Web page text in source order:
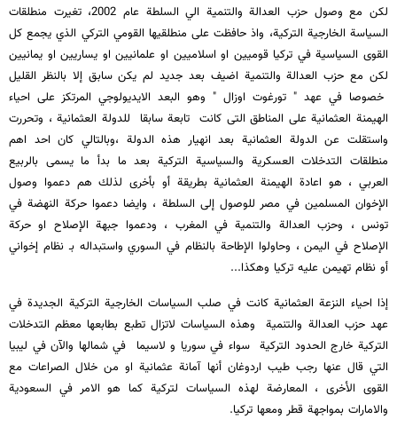
لكن مع وصول حزب العدالة والتنمية الي السلطة عام 2002، تغيرت منطلقات
السياسة الخارجية التركية، واذ حافظت على منطلقيها القومي التركي الذي يجمع كل
القوى السياسية في تركيا قوميين او اسلاميين او علمانيين او يساريين او يمانيين
لكن مع حزب العدالة والتنمية اضيف بعد جديد لم يكن سابق إلا بالنظر القليل
خصوصا في عهد " تورغوت اوزال " وهو البعد الايديولوجي المرتكز على احياء
الهيمنة العثمانية على المناطق التى كانت تابعة سابقا للدولة العثمانية ، وتحررت
واستقلت عن الدولة العثمانية بعد انهيار هذه الدولة ،وبالتالي كان احد اهم
منطلقات التدخلات العسكرية والسياسية التركية بعد ما بدأ ما يسمى بالربيع
العربي ، هو اعادة الهيمنة العثمانية بطريقة أو بأخرى لذلك هم دعموا وصول
الإخوان المسلمين في مصر للوصول إلى السلطة ، وايضا دعموا حركة النهضة في
تونس ، وحزب العدالة والتنمية في المغرب ، ودعموا جبهة الإصلاح او حركة
الإصلاح في اليمن ، وحاولوا الإطاحة بالنظام في السوري واستبداله بـ نظام إخواني
أو نظام تهيمن عليه تركيا وهكذا...
إذا احياء النزعة العثمانية كانت في صلب السياسات الخارجية التركية الجديدة في
عهد حزب العدالة والتنمية وهذه السياسات لاتزال تطبع بطابعها معظم التدخلات
التركية خارج الحدود التركية سواء في سوريا و لاسيما في شمالها والآن في ليبيا
التي قال عنها رجب طيب اردوغان أنها آمانة عثمانية او من خلال الصراعات مع
القوى الأخرى ، المعارضة لهذه السياسات لتركية كما هو الامر في السعودية
والامارات بمواجهة قطر ومعها تركيا.